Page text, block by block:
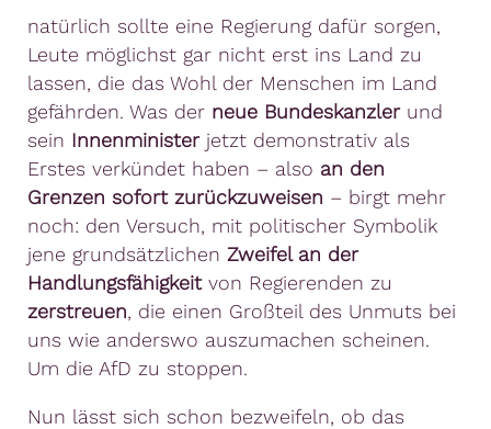
natürlich sollte eine Regierung dafür sorgen,
Leute möglichst gar nicht erst ins Land zu
lassen, die das Wohl der Menschen im Land
gefährden. Was der neue Bundeskanzler und
sein Innenministerjetzt demonstrativ als
Erstes verkündet haben – also an den
Grenzen sofort zurückzuweisen – birgt mehr
noch: den Versuch, mit politischer Symbolik
jene grundsätzlichen Zweifel an der
Handlungsfähigkeitvon Regierenden zu
zerstreuen, die einen Großteil des Unmuts bei
uns wie anderswo auszumachen scheinen.
Um die AfD zu stoppen.
Nun lässt sich schon bezweifeln, ob das